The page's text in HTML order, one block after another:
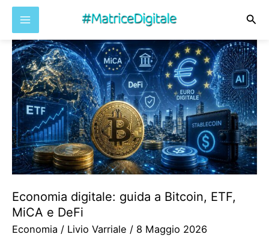
Vai
contenuto
Economia digitale: guida a Bitcoin, ETF,
MiCA e DeFi
Economia / Livio Varriale / 8 Maggio 2026